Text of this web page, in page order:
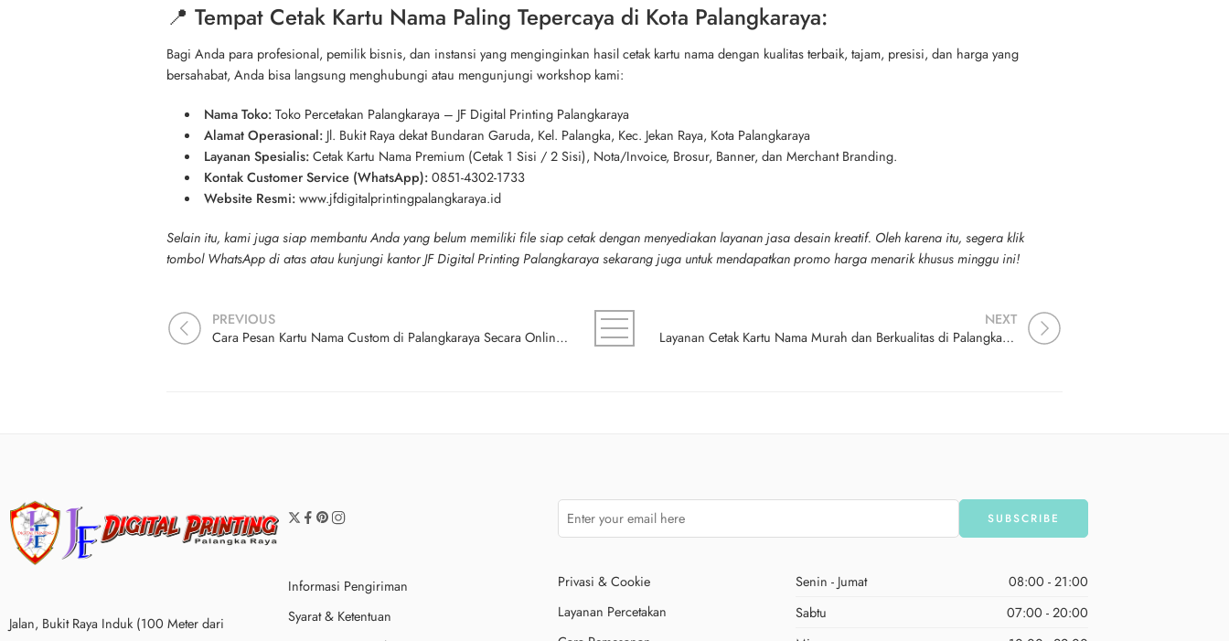
📍 Tempat Cetak Kartu Nama Paling Tepercaya di Kota Palangkaraya:
Bagi Anda para profesional, pemilik bisnis, dan instansi yang menginginkan hasil cetak kartu nama dengan kualitas terbaik, tajam, presisi, dan harga yang
bersahabat, Anda bisa langsung menghubungi atau mengunjungi workshop kami:
Nama Toko:Toko Percetakan Palangkaraya – JF Digital Printing Palangkaraya
Alamat Operasional:Jl. Bukit Raya dekat Bundaran Garuda, Kel. Palangka, Kec. Jekan Raya, Kota Palangkaraya
Layanan Spesialis:Cetak Kartu Nama Premium (Cetak 1 Sisi / 2 Sisi), Nota/Invoice, Brosur, Banner, dan Merchant Branding.
Kontak Customer Service (WhatsApp): 0851-4302-1733
Website Resmi: www.jfdigitalprintingpalangkaraya.id
Selain itu, kami juga siap membantu Anda yang belum memiliki file siap cetak dengan menyediakan layanan jasa desain kreatif. Oleh karena itu, segera klik
tombol WhatsApp di atas atau kunjungi kantor JF Digital Printing Palangkaraya sekarang juga untuk mendapatkan promo harga menarik khusus minggu ini!
PREVIOUS
Cara Pesan Kartu Nama Custom di Palangkaraya Secara Online dengan Mudah
NEXT
Layanan Cetak Kartu Nama Murah dan Berkualitas di Palangkaraya, Cocok untuk UMKM
Jalan, Bukit Raya Induk (100 Meter dari
Informasi Pengiriman
Syarat & Ketentuan
Privasi & Cookie
Layanan Percetakan
Senin - Jumat
08:00 - 21:00
Sabtu
07:00 - 20:00